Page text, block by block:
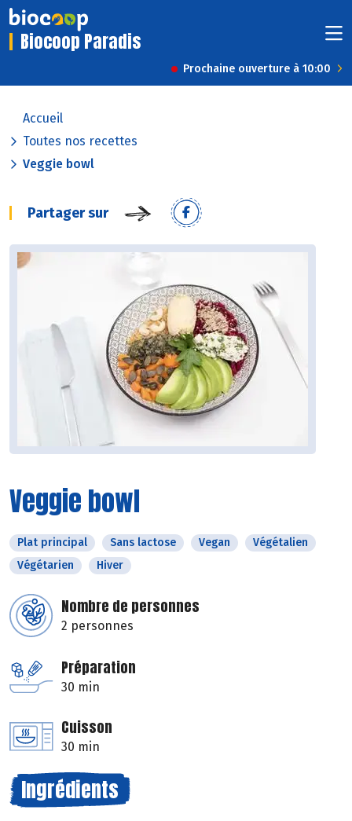
Biocoop Paradis
Prochaine ouverture à 10:00
Accueil
Toutes nos recettes
Veggie bowl
Partager sur
Veggie bowl
Plat principal Sans lactose Vegan
Végétalien
Végétarien
Hiver
Nombre de personnes
2 personnes
Préparation
30 min
Cuisson
30 min
Ingrédients